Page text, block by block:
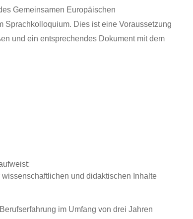
Gemeinsamen Europäischen
Sprachkolloquium. Dies ist eine Voraussetzung
und ein entsprechendes Dokument mit dem
und didaktischen Inhalte
im Umfang von drei Jahren